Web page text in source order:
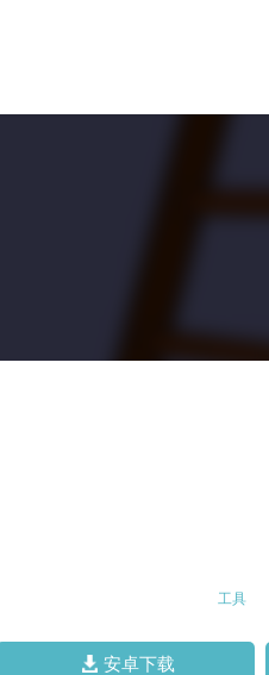
工具
安卓下载